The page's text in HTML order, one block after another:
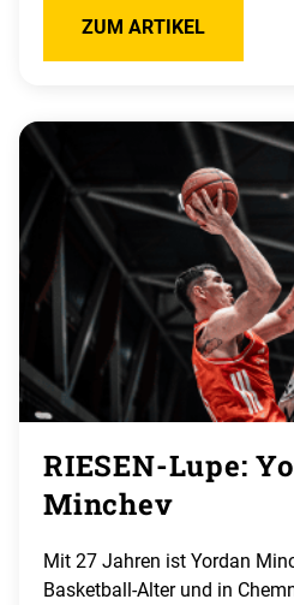
ZUM ARTIKEL
RIESEN-Lupe:
Minchev
Mit 27 Jahren ist Yordan
Basketball-Alter und in